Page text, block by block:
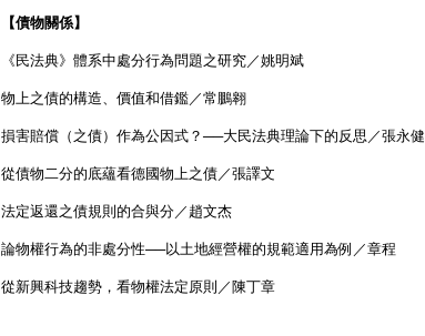
【債物關係】
《民法典》體系中處分行為問題之研究／姚明斌
物上之債的構造、價值和借鑑／常鵬翱
損害賠償（之債）作為公因式？──大民法典理論下的反思／張永健
從債物二分的底蘊看德國物上之債／張譯文
法定返還之債規則的合與分／趙文杰
論物權行為的非處分性──以土地經營權的規範適用為例／章程
從新興科技趨勢，看物權法定原則／陳丁章